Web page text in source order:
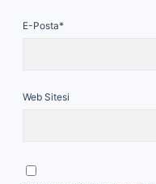
E-Posta*
Web Sitesi